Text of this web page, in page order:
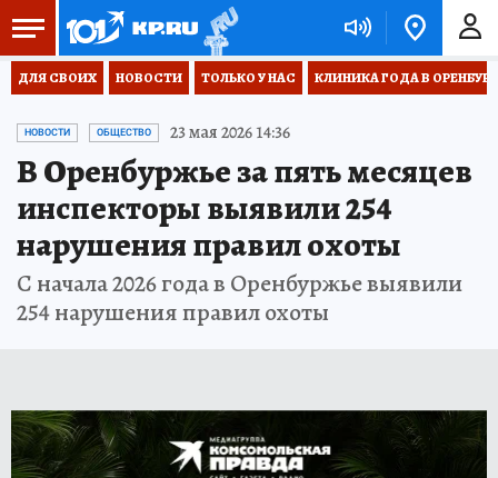
ДЛЯ СВОИХ НОВОСТИ ТОЛЬКО У НАС КЛИНИКА ГОДА В
НОВОСТИ ОБЩЕСТВО 23 мая 2026 14:36
В Оренбуржье за пять месяцев
инспекторы выявили 254
нарушения правил охоты
С начала 2026 года в Оренбуржье выявили
254 нарушения правил охоты